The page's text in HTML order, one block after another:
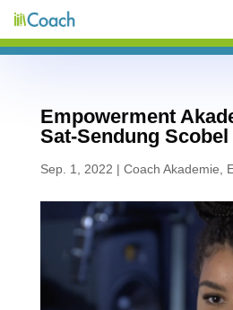
Empowerment
Sat-Sendung Scobel
Sep. 1, 2022 | Coach Akademie